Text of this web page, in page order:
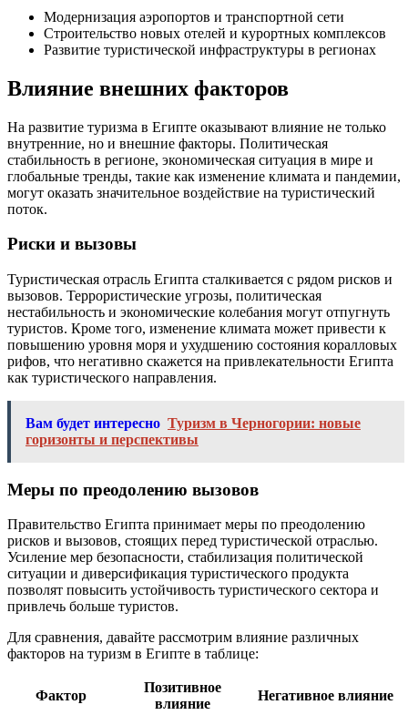
Модернизация аэропортов и транспортной сети
Строительство новых отелей и курортных комплексов
Развитие туристической инфраструктуры в регионах
Влияние внешних факторов
На развитие туризма в Египте оказывают влияние не только
внутренние, но и внешние факторы. Политическая
стабильность в регионе, экономическая ситуация в мире и
глобальные тренды, такие как изменение климата и пандемии,
могут оказать значительное воздействие на туристический
поток.
Риски и вызовы
Туристическая отрасль Египта сталкивается с рядом рисков и
вызовов. Террористические угрозы, политическая
нестабильность и экономические колебания могут отпугнуть
туристов. Кроме того, изменение климата может привести к
повышению уровня моря и ухудшению состояния коралловых
рифов, что негативно скажется на привлекательности Египта
как туристического направления.
Вам будет интересно Туризм в Черногории: новые
горизонты и перспективы
Меры по преодолению вызовов
Правительство Египта принимает меры по преодолению
рисков и вызовов, стоящих перед туристической отраслью.
Усиление мер безопасности, стабилизация политической
ситуации и диверсификация туристического продукта
позволят повысить устойчивость туристического сектора и
привлечь больше туристов.
Для сравнения, давайте рассмотрим влияние различных
факторов на туризм в Египте в таблице:
Фактор
Позитивное
влияние
Негативное влияние